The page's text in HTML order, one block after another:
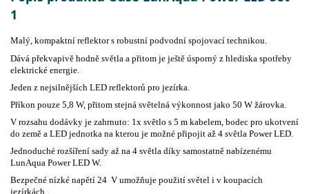
1
Malý, kompaktní reflektor s robustní podvodní spojovací technikou.
Dává překvapivě hodně světla a přitom je ještě úsporný z hlediska spotřeby
elektrické energie.
Jeden z nejsilnějších LED reflektorů pro jezírka.
Příkon pouze 5,8 W, přitom stejná světelná výkonnost jako 50 W žárovka.
V rozsahu dodávky je zahrnuto: 1x světlo s 5 m kabelem, bodec pro ukotvení
do země a LED jednotka na kterou je možné připojit až 4 světla Power LED.
Jednoduché rozšíření sady až na 4 světla díky samostatně nabízenému
LunAqua Power LED W.
Bezpečné nízké napětí 24 V umožňuje použití světel i v koupacích
jezírkách.